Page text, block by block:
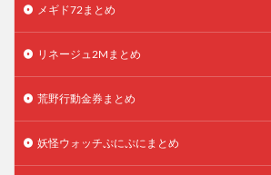
メギド72まとめ
リネージュ2Mまとめ
荒野行動金券まとめ
妖怪ウォッチぷにぷにまとめ